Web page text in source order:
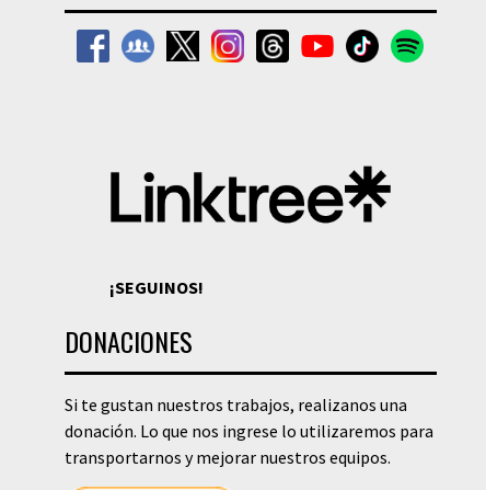
¡SEGUINOS!
DONACIONES
Si te gustan nuestros trabajos, realizanos una
donación. Lo que nos ingrese lo utilizaremos para
transportarnos y mejorar nuestros equipos.